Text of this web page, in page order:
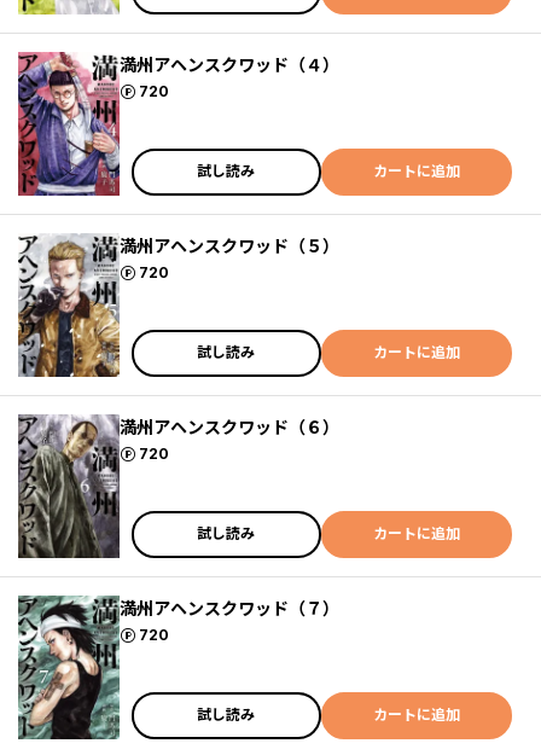
満州アヘンスクワッド（４）
720
ポイント
試し読み カートに追加
満州アヘンスクワッド（５）
720
ポイント
試し読み カートに追加
満州アヘンスクワッド（６）
720
ポイント
試し読み カートに追加
満州アヘンスクワッド（７）
720
ポイント
試し読み カートに追加